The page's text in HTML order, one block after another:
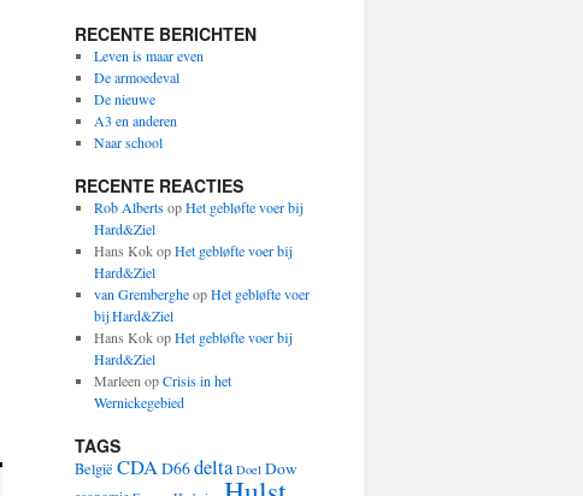
RECENTE BERICHTEN
Leven is maar even
De armoedeval
De nieuwe
A3 en anderen
Naar school
RECENTE REACTIES
Rob AlbertsopHet gebløfte voer bij
Hard&Ziel
Hans KokopHet gebløfte voer bij
Hard&Ziel
van GrembergheopHet gebløfte voer
bij Hard&Ziel
Hans KokopHet gebløfte voer bij
Hard&Ziel
Marleen opCrisis in het
Wernickegebied
TAGS
België CDAD66delta Doel Dow